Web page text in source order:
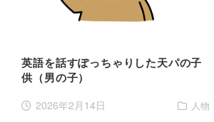
英語を話すぽっちゃりした天パの子
供（男の子）
2026年2月14日 人物